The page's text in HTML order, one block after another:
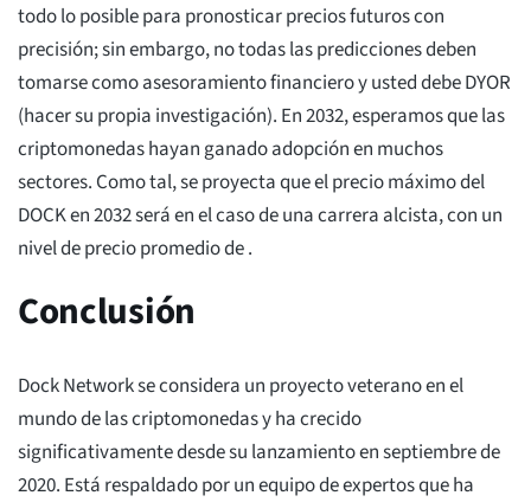
todo lo posible para pronosticar precios futuros con
precisión; sin embargo, no todas las predicciones deben
tomarse como asesoramiento financiero y usted debe DYOR
(hacer su propia investigación). En 2032, esperamos que las
criptomonedas hayan ganado adopción en muchos
sectores. Como tal, se proyecta que el precio máximo del
DOCK en 2032 seráen el caso de una carrera alcista, con un
nivel de precio promedio de.
Conclusión
Dock Network se considera un proyecto veterano en el
mundo de las criptomonedas y ha crecido
significativamente desde su lanzamiento en septiembre de
2020. Está respaldado por un equipo de expertos que ha